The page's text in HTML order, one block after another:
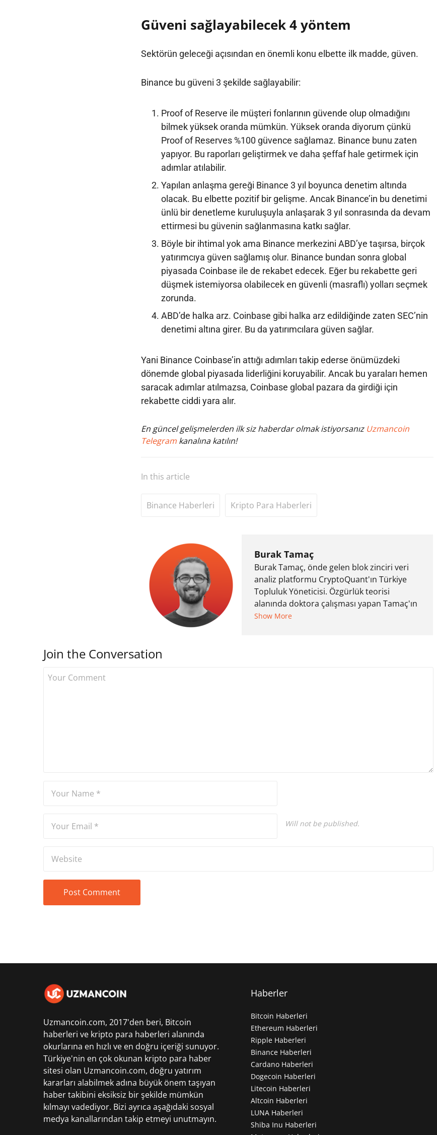
Güveni sağlayabilecek 4 yöntem
Sektörün geleceği açısından en önemli konu elbette ilk madde, güven.
Binance bu güveni 3 şekilde sağlayabilir:
Proof of Reserve ile müşteri fonlarının güvende olup olmadığını
bilmek yüksek oranda mümkün. Yüksek oranda diyorum çünkü
Proof of Reserves %100 güvence sağlamaz. Binance bunu zaten
yapıyor. Bu raporları geliştirmek ve daha şeffaf hale getirmek için
adımlar atılabilir.
Yapılan anlaşma gereği Binance 3 yıl boyunca denetim altında
olacak. Bu elbette pozitif bir gelişme. Ancak Binance’in bu denetimi
ünlü bir denetleme kuruluşuyla anlaşarak 3 yıl sonrasında da devam
ettirmesi bu güvenin sağlanmasına katkı sağlar.
Böyle bir ihtimal yok ama Binance merkezini ABD’ye taşırsa, birçok
yatırımcıya güven sağlamış olur. Binance bundan sonra global
piyasada Coinbase ile de rekabet edecek. Eğer bu rekabette geri
düşmek istemiyorsa olabilecek en güvenli (masraflı) yolları seçmek
zorunda.
ABD’de halka arz. Coinbase gibi halka arz edildiğinde zaten SEC’nin
denetimi altına girer. Bu da yatırımcılara güven sağlar.
Yani Binance Coinbase’in attığı adımları takip ederse önümüzdeki
dönemde global piyasada liderliğini koruyabilir. Ancak bu yaraları hemen
saracak adımlar atılmazsa, Coinbase global pazara da girdiği için
rekabette ciddi yara alır.
En güncel gelişmelerden ilk siz haberdar olmak istiyorsanız Uzmancoin
Telegram kanalına katılın!
In this article
Binance Haberleri Kripto Para Haberleri
Burak Tamaç
Burak Tamaç, önde gelen blok zinciri veri
analiz platformu CryptoQuant'ın Türkiye
Topluluk Yöneticisi. Özgürlük teorisi
alanında doktora çalışması yapan Tamaç'ın
araştırmaları, siyaset felsefesi, özgürlük
Show More
Join the Conversation
Will not be published.
Uzmancoin.com, 2017'den beri, Bitcoin
haberleri ve kripto para haberleri alanında
okurlarına en hızlı ve en doğru içeriği sunuyor.
Türkiye'nin en çok okunan kripto para haber
sitesi olan Uzmancoin.com, doğru yatırım
kararları alabilmek adına büyük önem taşıyan
haber takibini eksiksiz bir şekilde mümkün
kılmayı vadediyor. Bizi ayrıca aşağıdaki sosyal
medya kanallarından takip etmeyi unutmayın.
Haberler
Bitcoin Haberleri
Ethereum Haberleri
Ripple Haberleri
Binance Haberleri
Cardano Haberleri
Dogecoin Haberleri
Litecoin Haberleri
Altcoin Haberleri
LUNA Haberleri
Shiba Inu Haberleri